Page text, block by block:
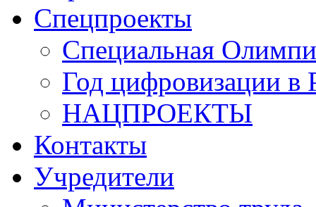
Спецпроекты
Специальная
Год цифровизации в
НАЦПРОЕКТЫ
Контакты
Учредители